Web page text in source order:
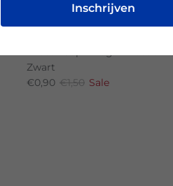
Zwart
€0,90 €1,50 Sale
Inschrijven